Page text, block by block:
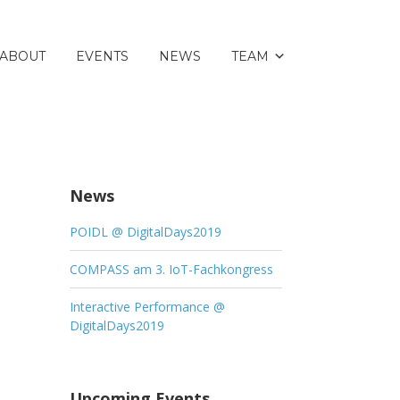
ABOUT EVENTS NEWS TEAM
News
POIDL @ DigitalDays2019
COMPASS am 3. IoT-Fachkongress
Interactive Performance @
DigitalDays2019